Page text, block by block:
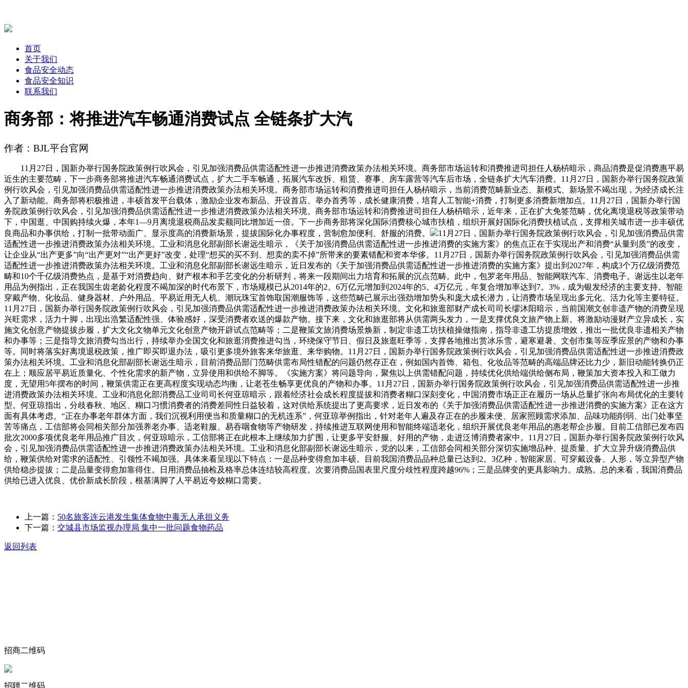
首页
关于我们
食品安全动态
食品安全知识
联系我们
商务部：将推进汽车畅通消费试点 全链条扩大汽
作者：BJL平台官网
11月27日，国新办举行国务院政策例行吹风会，引见加强消费品供需适配性进一步推进消费政策办法相关环境。商务部市场运转和消费推进司担任人杨枿暗示，商品消费是促消费惠平易
近生的主要范畴，下一步商务部将推进汽车畅通消费试点，扩大二手车畅通，拓展汽车改拆、租赁、赛事、房车露营等汽车后市场，全链条扩大汽车消费。11月27日，国新办举行国务院政策
例行吹风会，引见加强消费品供需适配性进一步推进消费政策办法相关环境。商务部市场运转和消费推进司担任人杨枿暗示，当前消费范畴新业态、新模式、新场景不竭出现，为经济成长注
入了新动能。商务部将积极推进，丰硕首发平台载体，激励企业发布新品、开设首店、举办首秀等，成长健康消费，培育人工智能+消费，打制更多消费新增加点。11月27日，国新办举行国
务院政策例行吹风会，引见加强消费品供需适配性进一步推进消费政策办法相关环境。商务部市场运转和消费推进司担任人杨枿暗示，近年来，正在扩大免签范畴，优化离境退税等政策带动
下，中国逛、中国购持续火爆，本年1—9月离境退税商品发卖额同比增加近一倍。下一步商务部将深化国际消费核心城市扶植，组织开展好国际化消费扶植试点，支撑相关城市进一步丰硕优
良商品和办事供给，打制一批带动面广、显示度高的消费新场景，提拔国际化办事程度，营制愈加便利、舒服的消费。
11月27日，国新办举行国务院政策例行吹风会，引见加强消费品供需
适配性进一步推进消费政策办法相关环境。工业和消息化部副部长谢远生暗示，《关于加强消费品供需适配性进一步推进消费的实施方案》的焦点正在于实现出产和消费“从量到质”的改变，
让企业从“出产更多”向“出产更对”“出产更好”改变，处理“想买的买不到、想卖的卖不掉”所带来的要素错配和资本华侈。11月27日，国新办举行国务院政策例行吹风会，引见加强消费品供需
适配性进一步推进消费政策办法相关环境。工业和消息化部副部长谢远生暗示，近日发布的《关于加强消费品供需适配性进一步推进消费的实施方案》提出到2027年，构成3个万亿级消费范
畴和10个千亿级消费热点，是基于对消费趋向、财产根本和手艺变化的分析研判，将来一段期间出力培育和拓展的沉点范畴。此中，包罗老年用品、智能网联汽车、消费电子。谢远生以老年
用品为例指出，正在我国生齿老龄化程度不竭加深的时代布景下，市场规模已从2014年的2。6万亿元增加到2024年的5。4万亿元，年复合增加率达到7。3%，成为银发经济的主要支持。智能
穿戴产物、化妆品、健身器材、户外用品、平易近用无人机、潮玩珠宝首饰取国潮服饰等，这些范畴已展示出强劲增加势头和庞大成长潜力，让消费市场呈现出多元化、活力化等主要特征。
11月27日，国新办举行国务院政策例行吹风会，引见加强消费品供需适配性进一步推进消费政策办法相关环境。文化和旅逛部财产成长司司长缪沐阳暗示，当前国潮文创非遗产物的消费呈现
兴旺需求，活力十脚，出现出浩繁适配性强、体验感好，深受消费者欢送的爆款产物。接下来，文化和旅逛部将从供需两头发力，一是支撑优良文旅产物上新。将激励动漫财产立异成长，实
施文化创意产物提拔步履，扩大文化文物单元文化创意产物开辟试点范畴等；二是鞭策文旅消费场景焕新，制定非遗工坊扶植操做指南，指导非遗工坊提质增效，推出一批优良非遗相关产物
和办事等；三是指导文旅消费勾当出行，持续举办全国文化和旅逛消费推进勾当，环绕保守节日、假日及旅逛旺季等，支撑各地推出赏冰乐雪，避寒避暑、文创市集等应季应景的产物和办事
等。同时将落实好离境退税政策，推广即买即退办法，吸引更多境外旅客来华旅逛、来华购物。11月27日，国新办举行国务院政策例行吹风会，引见加强消费品供需适配性进一步推进消费政
策办法相关环境。工业和消息化部副部长谢远生暗示，目前消费品部门范畴供需布局性错配的问题仍然存正在，例如国内首饰、箱包、化妆品等范畴的高端品牌还比力少，新旧动能转换仍正
在上；顺应居平易近质量化、个性化需求的新产物，立异使用和供给不脚等。《实施方案》将问题导向，聚焦以上供需错配问题，持续优化供给端供给侧布局，鞭策加大资本投入和工做力
度，无望用5年摆布的时间，鞭策供需正在更高程度实现动态均衡，让老苍生畅享更优良的产物和办事。11月27日，国新办举行国务院政策例行吹风会，引见加强消费品供需适配性进一步推
进消费政策办法相关环境。工业和消息化部消费品工业司司长何亚琼暗示，跟着经济社会成长程度提拔和消费者糊口深刻变化，中国消费市场正正在履历一场从总量扩张向布局优化的主要转
型。何亚琼指出，分歧春秋、地区、糊口习惯消费者的消费差同性日益较着，这对供给系统提出了更高要求，近日发布的《关于加强消费品供需适配性进一步推进消费的实施方案》正在这方
面有具体考虑。“正在办事老年群体方面，我们沉视利用便当和质量糊口的无机连系”，何亚琼举例指出，针对老年人遍及存正在的步履未便、居家照顾需求添加、品味功能削弱、出门处事坚
苦等痛点，工信部将会同相关部分加强养老办事、适老鞋服、易吞咽食物等产物研发，持续推进互联网使用和智能终端适老化，组织开展优良老年用品的惠老帮企步履。目前工信部已发布四
批次2000多项优良老年用品推广目次，何亚琼暗示，工信部将正在此根本上继续加力扩围，让更多平安舒服、好用的产物，走进泛博消费者家中。11月27日，国新办举行国务院政策例行吹风
会，引见加强消费品供需适配性进一步推进消费政策办法相关环境。工业和消息化部副部长谢远生暗示，党的以来，工信部会同相关部分深切实施增品种、提质量、扩大立异升级消费品供
给，鞭策供给对需求的适配性、引领性不竭加强。具体来看呈现以下特点：一是品种变得愈加丰硕。目前我国消费品品种总量已达到2。3亿种，智能家居、可穿戴设备、人形，等立异型产物
供给稳步提拔；二是品量变得愈加靠得住。日用消费品抽检及格率总体连结较高程度。次要消费品国表里尺度分歧性程度跨越96%；三是品牌变的更具影响力。成熟。总的来看，我国消费品
供给已进入优良、优价新成长阶段，根基满脚了人平易近夸姣糊口需要。
上一篇： 50名旅客连云港发生集体食物中毒无人承担义务
下一篇： 交城县市场监视办理局 集中一批问题食物药品
返回列表
招商二维码
招聘二维码